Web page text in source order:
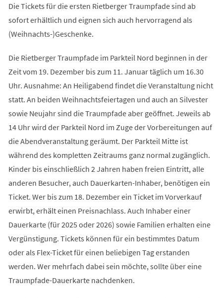
Die Tickets für die ersten Rietberger Traumpfade sind ab
sofort erhältlich und eignen sich auch hervorragend als
(Weihnachts-)Geschenke.
Die Rietberger Traumpfade im Parkteil Nord beginnen in der
Zeit vom 19. Dezember bis zum 11. Januar täglich um 16.30
Uhr. Ausnahme: An Heiligabend findet die Veranstaltung nicht
statt. An beiden Weihnachtsfeiertagen und auch an Silvester
sowie Neujahr sind die Traumpfade aber geöffnet. Jeweils ab
14 Uhr wird der Parkteil Nord im Zuge der Vorbereitungen auf
die Abendveranstaltung geräumt. Der Parkteil Mitte ist
während des kompletten Zeitraums ganz normal zugänglich.
Kinder bis einschließlich 2 Jahren haben freien Eintritt, alle
anderen Besucher, auch Dauerkarten-Inhaber, benötigen ein
Ticket. Wer bis zum 18. Dezember ein Ticket im Vorverkauf
erwirbt, erhält einen Preisnachlass. Auch Inhaber einer
Dauerkarte (für 2025 oder 2026) sowie Familien erhalten eine
Vergünstigung. Tickets können für ein bestimmtes Datum
oder als Flex-Ticket für einen beliebigen Tag erstanden
werden. Wer mehrfach dabei sein möchte, sollte über eine
Traumpfade-Dauerkarte nachdenken.